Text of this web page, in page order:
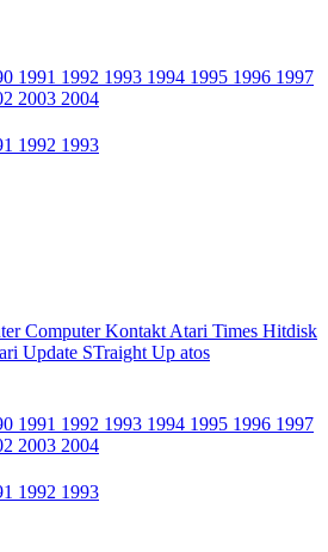
1991 1992 1993 1994 1995 1996 1997
2003 2004
1992 1993
Computer Kontakt Atari Times Hitdisk
Update STraight Up atos
1991 1992 1993 1994 1995 1996 1997
2003 2004
1992 1993